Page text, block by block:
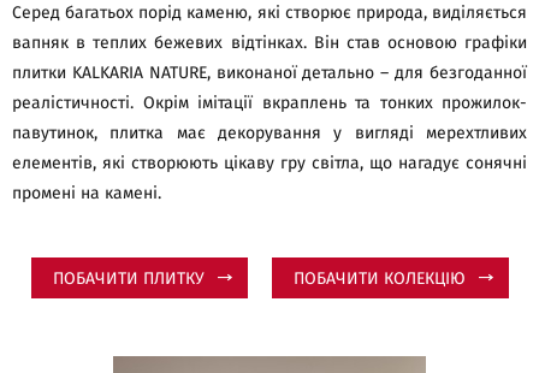
Серед багатьох порід каменю, які створює природа, виділяється
вапняк в теплих бежевих відтінках. Він став основою графіки
плитки KALKARIA NATURE, виконаної детально – для безгоданної
реалістичності. Окрім імітації вкраплень та тонких прожилок-
павутинок, плитка має декорування у вигляді мерехтливих
елементів, які створюють цікаву гру світла, що нагадує сонячні
промені на камені.
ПОБАЧИТИ ПЛИТКУ ПОБАЧИТИ КОЛЕКЦІЮ